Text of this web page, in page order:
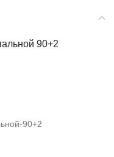
90+2
90+2